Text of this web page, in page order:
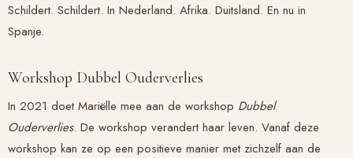
Schildert. Schildert. In Nederland. Afrika. Duitsland. En nu in
Spanje.
Workshop Dubbel Ouderverlies
In 2021 doet Mariëlle mee aan de workshop Dubbel
Ouderverlies. De workshop verandert haar leven. Vanaf deze
workshop kan ze op een positieve manier met zichzelf aan de